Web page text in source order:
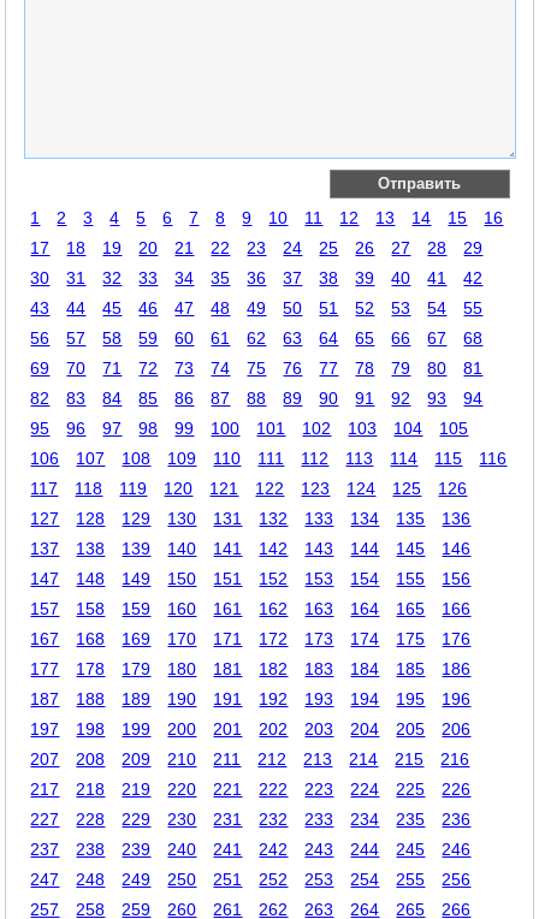
1 2 3 4 5 6 7 8 9 10 11 12 13 14 15
16
17
18 19 20 21 22 23 24 25 26 27 28
29
30
31 32 33 34 35 36 37 38 39 40 41
42
43
44 45 46 47 48 49 50 51 52 53 54
55
56
57 58 59 60 61 62 63 64 65 66 67
68
69
70 71 72 73 74 75 76 77 78 79 80
81
82
83 84 85 86 87 88 89 90 91 92 93
94
95
96 97 98 99 100 101 102 103 104
105
106
107 108 109 110 111 112 113 114 115
116
117
118 119 120 121 122 123 124 125
126
127
128 129 130 131 132 133 134 135
136
137
138 139 140 141 142 143 144 145
146
147
148 149 150 151 152 153 154 155
156
157
158 159 160 161 162 163 164 165
166
167
168 169 170 171 172 173 174 175
176
177
178 179 180 181 182 183 184 185
186
187
188 189 190 191 192 193 194 195
196
197
198 199 200 201 202 203 204 205
206
207
208 209 210 211 212 213 214 215
216
217
218 219 220 221 222 223 224 225
226
227
228 229 230 231 232 233 234 235
236
237
238 239 240 241 242 243 244 245
246
247
248 249 250 251 252 253 254 255
256
257
258 259 260 261 262 263 264 265 266